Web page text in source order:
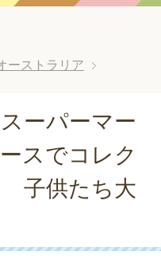
ーストラリア
ーパーマー
スでコレク
子供たち大